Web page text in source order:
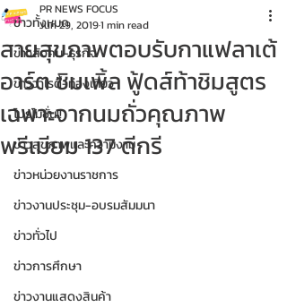
ข่าวทั้งหมด
ข่าวสังคม-ธุรกิจ
ข่าววาไรตี้-ท่องเที่ยว
โปรโมชั่น!!
ข่าวสุขภาพและความงาม
ข่าวหน่วยงานราชการ
ข่าวงานประชุม-อบรมสัมมนา
ข่าวทั่วไป
ข่าวการศึกษา
ข่าวงานแสดงสินค้า
สายสุขภาพตอบรับกาแฟลาเต้
อาร์ต ซิมเพิ้ล ฟู้ดส์ท้าชิมสูตร
เฉพาะจากนมถั่วคุณภาพ
พรีเมียม 137 ดีกรี
PR NEWS FOCUS
Jun 29, 20191 min read